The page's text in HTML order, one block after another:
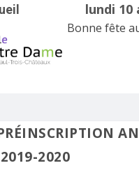
lundi 10
Bonne fête
2020